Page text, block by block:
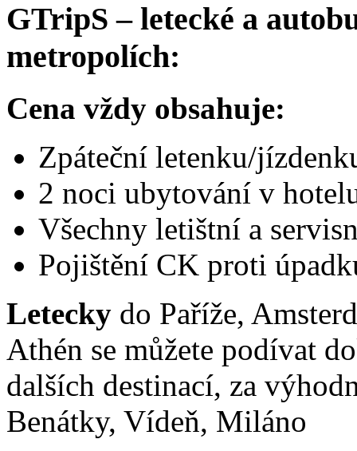
GTripS – letecké a
metropolích:
Cena vždy obsahuje:
Zpáteční letenku/
2 noci ubytování v
Všechny letištní a
Pojištění CK proti
Letecky do Paříže,
Athén se můžete podívat
dalších destinací, za
Benátky, Vídeň, Miláno